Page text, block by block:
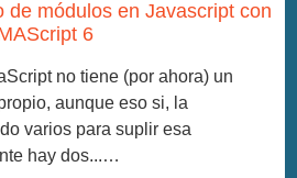
de módulos en Javascript con
6
no tiene (por ahora) un
aunque eso si, la
varios para suplir esa
hay dos...…